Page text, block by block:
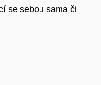
se sebou sama či